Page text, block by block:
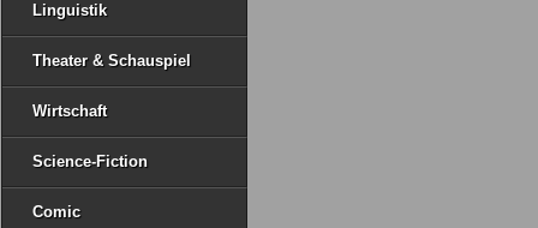
Linguistik
Theater & Schauspiel
Wirtschaft
Science-Fiction
Comic